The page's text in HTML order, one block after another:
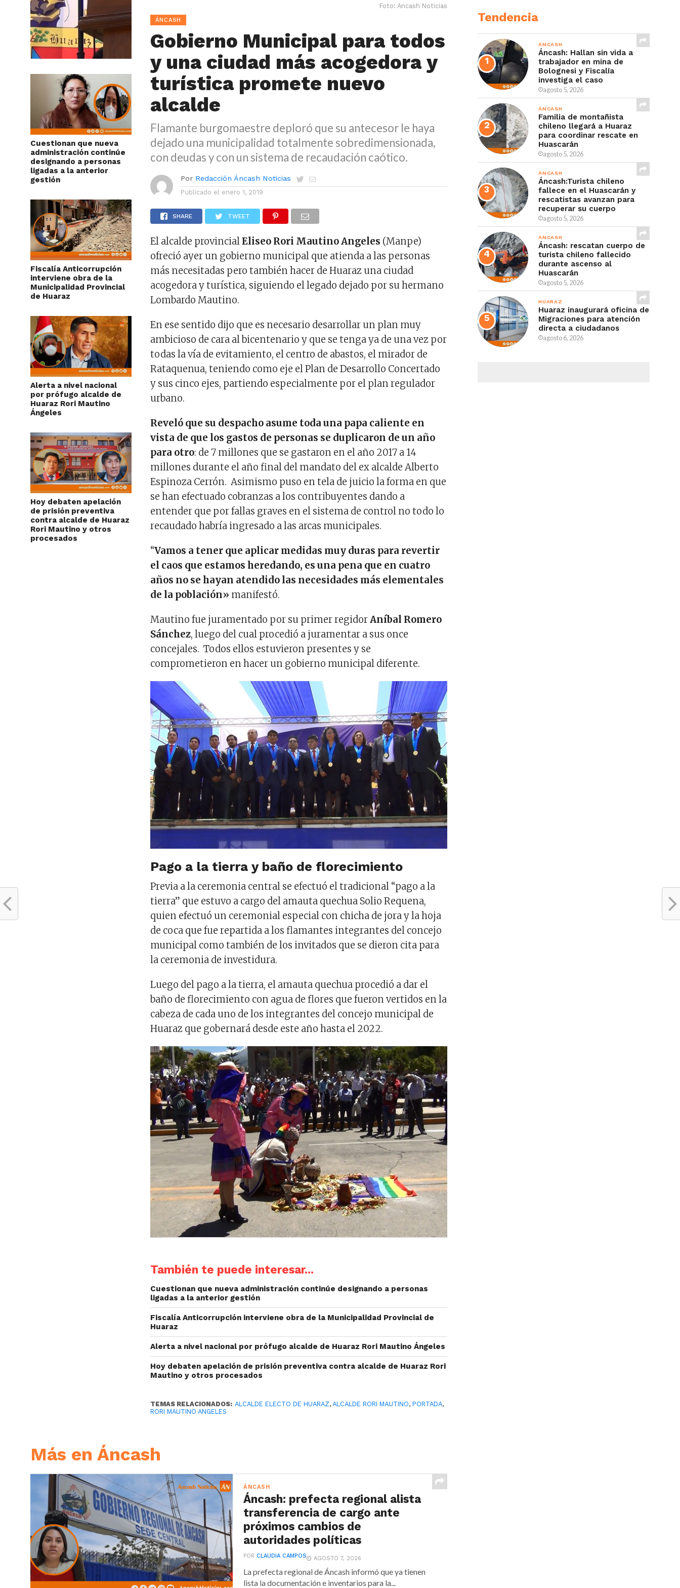
Cuestionan que nueva
administración continúe
designando a personas
ligadas a la anterior
gestión
Fiscalía Anticorrupción
interviene obra de la
Municipalidad Provincial
de Huaraz
Alerta a nivel nacional
por prófugo alcalde de
Huaraz Rori Mautino
Ángeles
Hoy debaten apelación
de prisión preventiva
contra alcalde de Huaraz
Rori Mautino y otros
procesados
Foto: Ancash Noticias
ÁNCASH
Gobierno Municipal para todos
y una ciudad más acogedora y
turística promete nuevo
alcalde
Flamante burgomaestre deploró que su antecesor le haya
dejado una municipalidad totalmente sobredimensionada,
con deudas y con un sistema de recaudación caótico.
Por Redacción Áncash Noticias
Publicado el enero 1, 2019
SHARE TWEET
El alcalde provincialEliseo Rori Mautino Angeles (Manpe)
ofreció ayer un gobierno municipal que atienda a las personas
más necesitadas pero también hacer de Huaraz una ciudad
acogedora y turística, siguiendo el legado dejado por su hermano
Lombardo Mautino.
En ese sentido dijo que es necesario desarrollar un plan muy
ambicioso de cara al bicentenario y que se tenga ya de una vez por
todas la vía de evitamiento, el centro de abastos, el mirador de
Rataquenua, teniendo como eje el Plan de Desarrollo Concertado
y sus cinco ejes, partiendo especialmente por el plan regulador
urbano.
Reveló que su despacho asume toda una papa caliente en
vista de que los gastos de personas se duplicaron de un año
para otro: de 7 millones que se gastaron en el año 2017 a 14
millones durante el año final del mandato del ex alcalde Alberto
Espinoza Cerrón. Asimismo puso en tela de juicio la forma en que
se han efectuado cobranzas a los contribuyentes dando a
entender que por fallas graves en el sistema de control no todo lo
recaudado habría ingresado a las arcas municipales.
“Vamos a tener que aplicar medidas muy duras para revertir
el caos que estamos heredando, es una pena que en cuatro
años no se hayan atendido las necesidades más elementales
de la población» manifestó.
Mautino fue juramentado por su primer regidorAníbal Romero
Sánchez, luego del cual procedió a juramentar a sus once
concejales. Todos ellos estuvieron presentes y se
comprometieron en hacer un gobierno municipal diferente.
Pago a la tierra y baño de florecimiento
Previa a la ceremonia central se efectuó el tradicional “pago a la
tierra” que estuvo a cargo del amauta quechua Solio Requena,
quien efectuó un ceremonial especial con chicha de jora y la hoja
de coca que fue repartida a los flamantes integrantes del concejo
municipal como también de los invitados que se dieron cita para
la ceremonia de investidura.
Luego del pago a la tierra, el amauta quechua procedió a dar el
baño de florecimiento con agua de flores que fueron vertidos en la
cabeza de cada uno de los integrantes del concejo municipal de
Huaraz que gobernará desde este año hasta el 2022.
También te puede interesar...
Cuestionan que nueva administración continúe designando a personas
ligadas a la anterior gestión
Fiscalía Anticorrupción interviene obra de la Municipalidad Provincial de
Huaraz
Alerta a nivel nacional por prófugo alcalde de Huaraz Rori Mautino Ángeles
Hoy debaten apelación de prisión preventiva contra alcalde de Huaraz Rori
Mautino y otros procesados
TEMAS RELACIONADOS: ALCALDE ELECTO DE HUARAZ,ALCALDE RORI MAUTINO,PORTADA,
RORI MAUTINO ANGELES
Más en Áncash
ÁNCASH
Áncash: prefecta regional alista
transferencia de cargo ante
próximos cambios de
autoridades políticas
PORCLAUDIA CAMPOS AGOSTO 7, 2026
La prefecta regional de Áncash informó que ya tienen
lista la documentación e inventarios para la...
Tendencia
ÁNCASH
Áncash: Hallan sin vida a
trabajador en mina de
Bolognesi y Fiscalía
investiga el caso
agosto 5, 2026
ÁNCASH
Familia de montañista
chileno llegará a Huaraz
para coordinar rescate en
Huascarán
agosto 5, 2026
ÁNCASH
Áncash:Turista chileno
fallece en el Huascarán y
rescatistas avanzan para
recuperar su cuerpo
agosto 5, 2026
ÁNCASH
Áncash: rescatan cuerpo de
turista chileno fallecido
durante ascenso al
Huascarán
agosto 5, 2026
HUARAZ
Huaraz inaugurará oficina de
Migraciones para atención
directa a ciudadanos
agosto 6, 2026